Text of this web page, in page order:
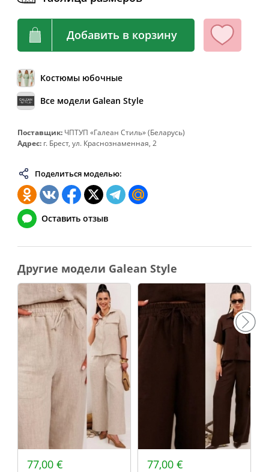
132 112-116
140
68
136 116-120
144
76
152 132-136
80
160
82
164 144-148
Добавить в корзину
Костюмы юбочные
Все модели Galean Style
Поставщик: ЧПТУП «Галеан Стиль» (Беларусь)
Адрес: г. Брест, ул. Краснознаменная, 2
Поделиться моделью:
Оставить отзыв
Другие модели Galean Style
77,00 € 77,00 €